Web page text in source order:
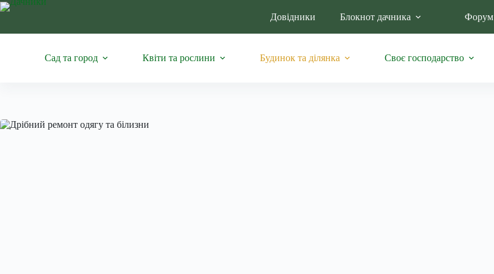
Перейти
Довідники Блокнот дачника Форум
Сад та город
Квіти та рослини Будинок та ділянка Своє господарство